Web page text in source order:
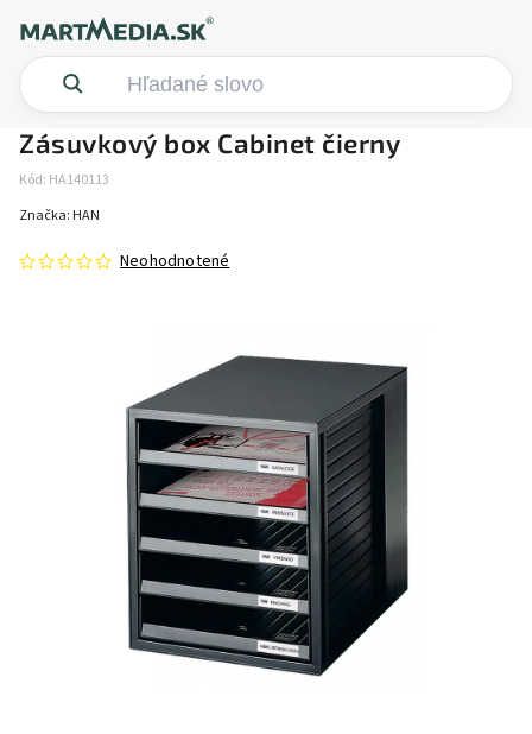
Zásuvkový box Cabinet čierny
Kód: HA140113
Neohodnotené
Značka: HAN